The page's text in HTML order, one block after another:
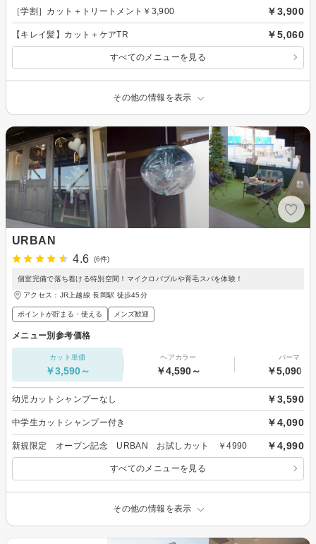
［学割］カット＋トリートメント￥3,900 ￥3,900
【キレイ髪】カット＋ケアTR ￥5,060
すべてのメニューを見る
その他の情報を表示
URBAN
4.6
(6件)
個室完備で落ち着ける特別空間！マイクロバブルや育毛スパを体験！
アクセス：JR上越線 長岡駅 徒歩45分
ポイントが貯まる・使える メンズ歓迎
メニュー別参考価格
カット単価
￥3,590～
ヘアカラー
￥4,590～
パーマ
￥5,090～
幼児カットシャンプーなし ￥3,590
中学生カットシャンプー付き ￥4,090
新規限定 オープン記念 URBAN お試しカット ￥4990 ￥4,990
すべてのメニューを見る
その他の情報を表示